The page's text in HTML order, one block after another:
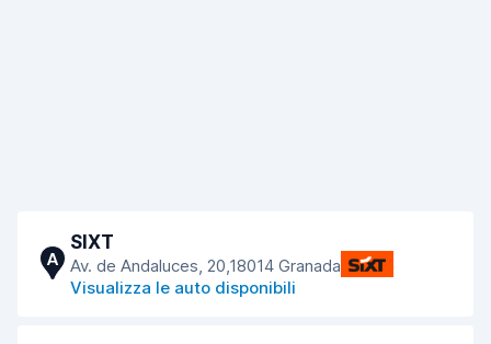
A
SIXT
Av. de Andaluces, 20,18014 Granada
Visualizza le auto disponibili